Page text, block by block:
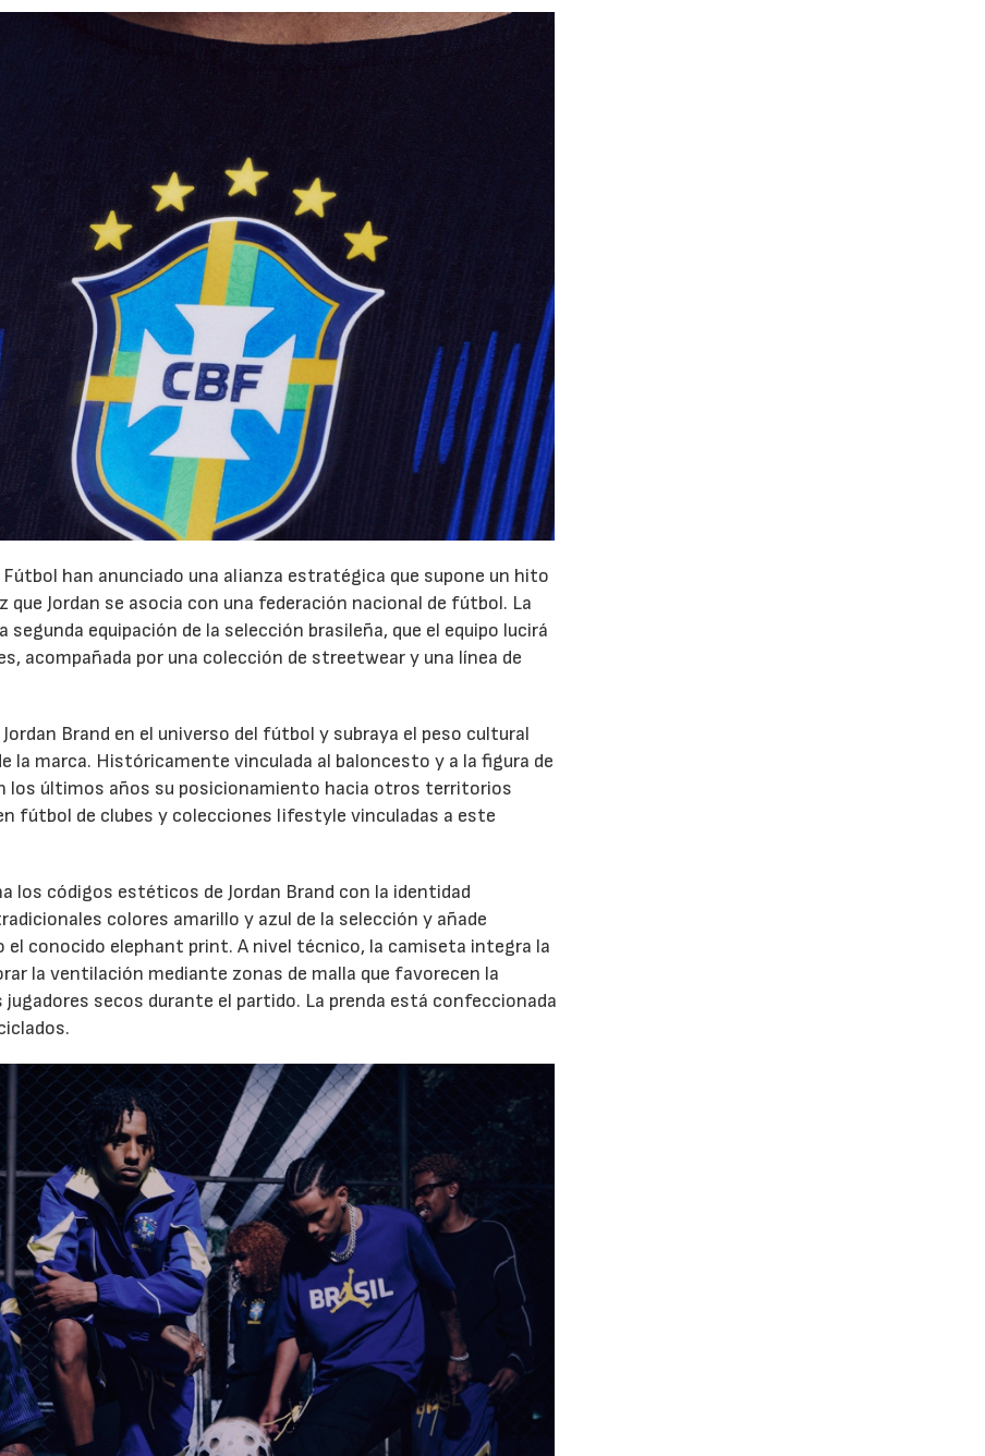
han anunciado una alianza estratégica que supone un hito
que Jordan se asocia con una federación nacional de fútbol. La
equipación de la selección brasileña, que el equipo lucirá
acompañada por una colección de streetwear y una línea de
Brand en el universo del fútbol y subraya el peso cultural
la marca. Históricamente vinculada al baloncesto y a la figura de
los últimos años su posicionamiento hacia otros territorios
fútbol de clubes y colecciones lifestyle vinculadas a este
los códigos estéticos de Jordan Brand con la identidad
colores amarillo y azul de la selección y añade
conocido elephant print. A nivel técnico, la camiseta integra la
la ventilación mediante zonas de malla que favorecen la
secos durante el partido. La prenda está confeccionada